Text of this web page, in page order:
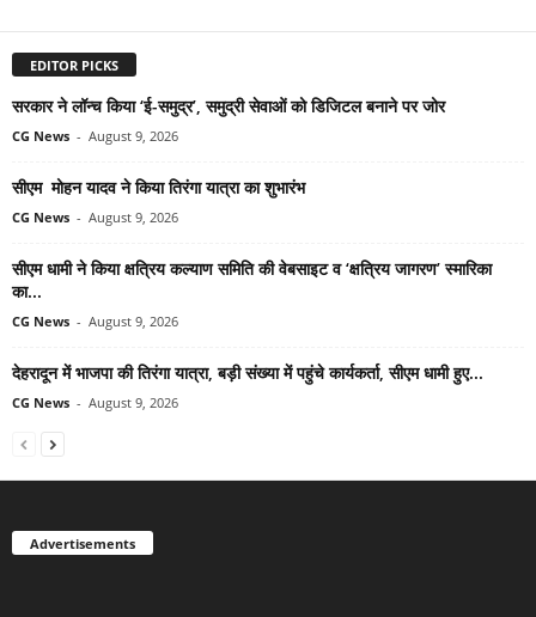
EDITOR PICKS
सरकार ने लॉन्च किया ‘ई-समुद्र’, समुद्री सेवाओं को डिजिटल बनाने पर जोर
CG News - August 9, 2026
सीएम मोहन यादव ने किया तिरंगा यात्रा का शुभारंभ
CG News - August 9, 2026
सीएम धामी ने किया क्षत्रिय कल्याण समिति की वेबसाइट व ‘क्षत्रिय जागरण’ स्मारिका
का...
CG News - August 9, 2026
देहरादून में भाजपा की तिरंगा यात्रा, बड़ी संख्या में पहुंचे कार्यकर्ता, सीएम धामी हुए...
CG News - August 9, 2026
Advertisements